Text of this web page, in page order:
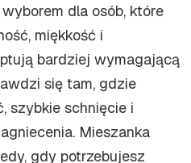
dla osób, które
miękkość i
bardziej wymagającą
się tam, gdzie
szybkie schnięcie i
Mieszanka
gdy potrzebujesz